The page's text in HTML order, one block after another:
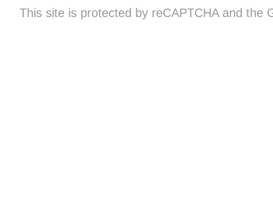
This site is protected by reCAPTCHA and the